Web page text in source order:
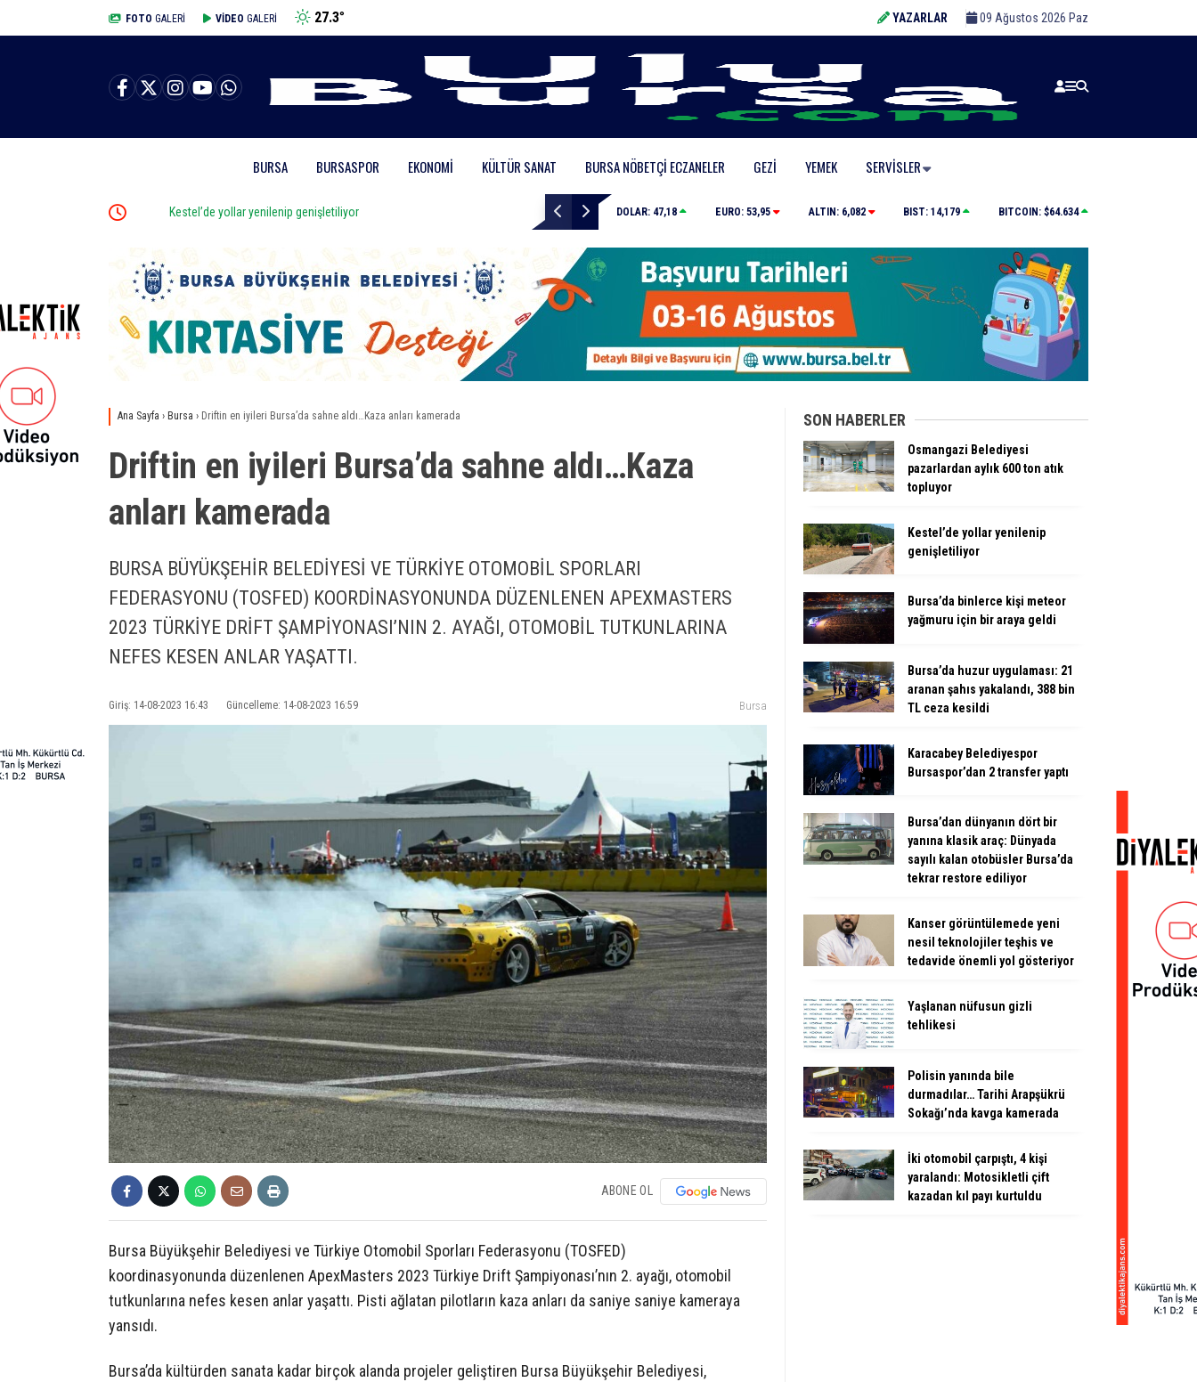
FOTO GALERİ VİDEO GALERİ 27.3° YAZARLAR 09 Ağustos 2026 Paz
BURSA BURSASPOR EKONOMI KÜLTÜR SANAT BURSA NÖBETÇI ECZANELER GEZI YEMEK SERVISLER
Kestel’de yollar yenilenip genişletiliyor Bursa’da binlerce kişi meteor yağmuru için bir araya geldi Bursa’da huzur uygulaması: 21 aranan şahıs
DOLAR: 47,18 EURO: 53,95 ALTIN: 6,082 BIST: 14,179 BITCOIN: $64.634
Ana Sayfa › Bursa › Driftin en iyileri Bursa’da sahne aldı…Kaza anları kamerada
Driftin en iyileri Bursa’da sahne aldı…Kaza
anları kamerada
BURSA BÜYÜKŞEHİR BELEDİYESİ VE TÜRKİYE OTOMOBİL SPORLARI
FEDERASYONU (TOSFED) KOORDİNASYONUNDA DÜZENLENEN APEXMASTERS
2023 TÜRKİYE DRİFT ŞAMPİYONASI’NIN 2. AYAĞI, OTOMOBİL TUTKUNLARINA
NEFES KESEN ANLAR YAŞATTI.
Giriş: 14-08-2023 16:43 Güncelleme: 14-08-2023 16:59 Bursa
ABONE OL
Bursa Büyükşehir Belediyesi ve Türkiye Otomobil Sporları Federasyonu (TOSFED)
koordinasyonunda düzenlenen ApexMasters 2023 Türkiye Drift Şampiyonası’nın 2. ayağı, otomobil
tutkunlarına nefes kesen anlar yaşattı. Pisti ağlatan pilotların kaza anları da saniye saniye kameraya
yansıdı.
Bursa’da kültürden sanata kadar birçok alanda projeler geliştiren Bursa Büyükşehir Belediyesi,
SON HABERLER
Osmangazi Belediyesi
pazarlardan aylık 600 ton atık
topluyor
Kestel’de yollar yenilenip
genişletiliyor
Bursa’da binlerce kişi meteor
yağmuru için bir araya geldi
Bursa’da huzur uygulaması: 21
aranan şahıs yakalandı, 388 bin
TL ceza kesildi
Karacabey Belediyespor
Bursaspor’dan 2 transfer yaptı
Bursa’dan dünyanın dört bir
yanına klasik araç: Dünyada
sayılı kalan otobüsler Bursa’da
tekrar restore ediliyor
Kanser görüntülemede yeni
nesil teknolojiler teşhis ve
tedavide önemli yol gösteriyor
Yaşlanan nüfusun gizli
tehlikesi
Polisin yanında bile
durmadılar… Tarihi Arapşükrü
Sokağı’nda kavga kamerada
İki otomobil çarpıştı, 4 kişi
yaralandı: Motosikletli çift
kazadan kıl payı kurtuldu